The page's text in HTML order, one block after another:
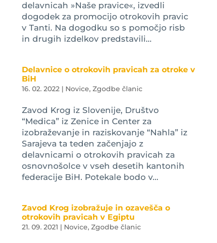
delavnicah »Naše pravice«, izvedli
dogodek za promocijo otrokovih pravic
v Tanti. Na dogodku so s pomočjo risb
in drugih izdelkov predstavili...
Delavnice o otrokovih pravicah za otroke v
BiH
16. 02. 2022| Novice, Zgodbe članic
Zavod Krog iz Slovenije, Društvo
“Medica” iz Zenice in Center za
izobraževanje in raziskovanje “Nahla” iz
Sarajeva ta teden začenjajo z
delavnicami o otrokovih pravicah za
osnovnošolce v vseh desetih kantonih
federacije BiH. Potekale bodo v...
Zavod Krog izobražuje in ozavešča o
otrokovih pravicah v Egiptu
21. 09. 2021 | Novice, Zgodbe članic